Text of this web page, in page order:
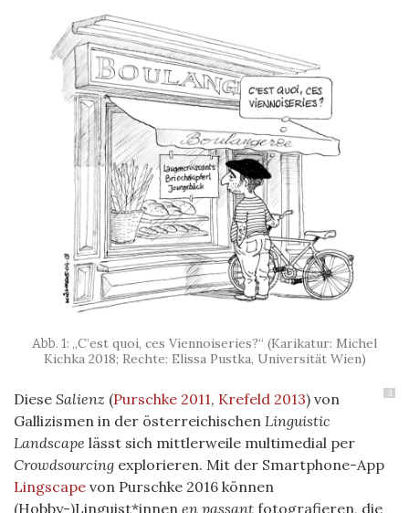
„C’est quoi, ces Viennoiseries?“ (Karikatur: Michel
Kichka 2018; Rechte: Elissa Pustka, Universität Wien)
3
Diese Salienz (Purschke 2011, Krefeld 2013) von
Gallizismen in der österreichischen Linguistic
Landscape lässt sich mittlerweile multimedial per
Crowdsourcing explorieren. Mit der Smartphone-App
Lingscape von Purschke 2016 können
(Hobby-)Linguist*innen en passant fotografieren, die